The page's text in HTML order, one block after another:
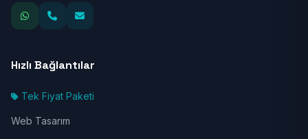
Hızlı Bağlantılar
Tek Fiyat Paketi
Web Tasarım